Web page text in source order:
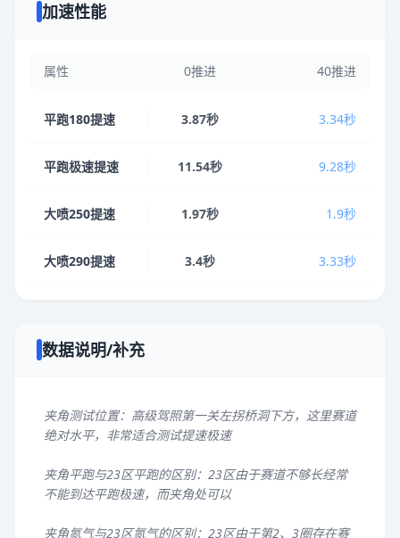
加速性能
属性 0推进 40推进
平跑180提速 3.87秒 3.34秒
平跑极速提速 11.54秒 9.28秒
大喷250提速 1.97秒 1.9秒
大喷290提速 3.4秒 3.33秒
数据说明/补充
夹角测试位置：高级驾照第一关左拐桥洞下方，这里赛道
绝对水平，非常适合测试提速极速
夹角平跑与23区平跑的区别：23区由于赛道不够长经常
不能到达平跑极速，而夹角处可以
夹角氮气与23区氮气的区别：23区由于第2、3圈存在赛